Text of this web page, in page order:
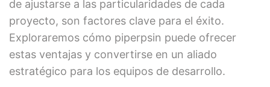
de ajustarse a las particularidades de cada
proyecto, son factores clave para el éxito.
Exploraremos cómo piperpsin puede ofrecer
estas ventajas y convertirse en un aliado
estratégico para los equipos de desarrollo.